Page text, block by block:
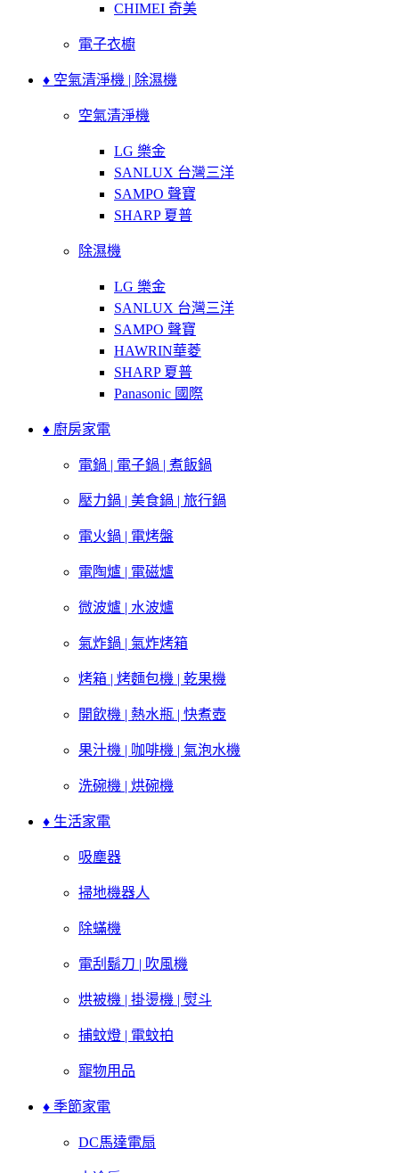
CHIMEI 奇美
電子衣櫥
♦ 空氣清淨機 | 除濕機
空氣清淨機
LG 樂金
SANLUX 台灣三洋
SAMPO 聲寶
SHARP 夏普
除濕機
LG 樂金
SANLUX 台灣三洋
SAMPO 聲寶
HAWRIN華菱
SHARP 夏普
Panasonic 國際
♦ 廚房家電
電鍋 | 電子鍋 | 煮飯鍋
壓力鍋 | 美食鍋 | 旅行鍋
電火鍋 | 電烤盤
電陶爐 | 電磁爐
微波爐 | 水波爐
氣炸鍋 | 氣炸烤箱
烤箱 | 烤麵包機 | 乾果機
開飲機 | 熱水瓶 | 快煮壺
果汁機 | 咖啡機 | 氣泡水機
洗碗機 | 烘碗機
♦ 生活家電
吸塵器
掃地機器人
除蟎機
電刮鬍刀 | 吹風機
烘被機 | 掛燙機 | 熨斗
捕蚊燈 | 電蚊拍
寵物用品
♦ 季節家電
DC馬達電扇